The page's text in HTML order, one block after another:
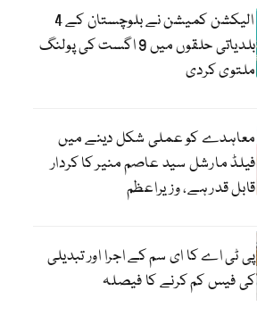
الیکشن کمیشن نے بلوچستان کے 4
بلدیاتی حلقوں میں 9 اگست کی پولنگ
ملتوی کردی
معاہدے کو عملی شکل دینے میں
فیلڈ مارشل سید عاصم منیر کا کردار
قابل قدر ہے، وزیراعظم
پی ٹی اے کا ای سم کے اجرا اور تبدیلی
کی فیس کم کرنے کا فیصلہ